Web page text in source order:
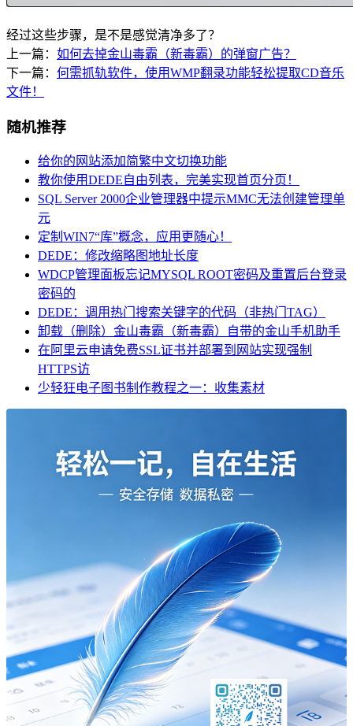
经过这些步骤，是不是感觉清净多了？
上一篇： 如何去掉金山毒霸（新毒霸）的弹窗广告？
下一篇： 何需抓轨软件，使用WMP翻录功能轻松提取CD音乐
文件！
随机推荐
给你的网站添加简繁中文切换功能
教你使用DEDE自由列表，完美实现首页分页！
SQL Server 2000企业管理器中提示MMC无法创建管理单
元
定制WIN7“库”概念，应用更随心！
DEDE：修改缩略图地址长度
WDCP管理面板忘记MYSQL ROOT密码及重置后台登录
密码的
DEDE：调用热门搜索关键字的代码（非热门TAG）
卸载（删除）金山毒霸（新毒霸）自带的金山手机助手
在阿里云申请免费SSL证书并部署到网站实现强制
HTTPS访
少轻狂电子图书制作教程之一：收集素材